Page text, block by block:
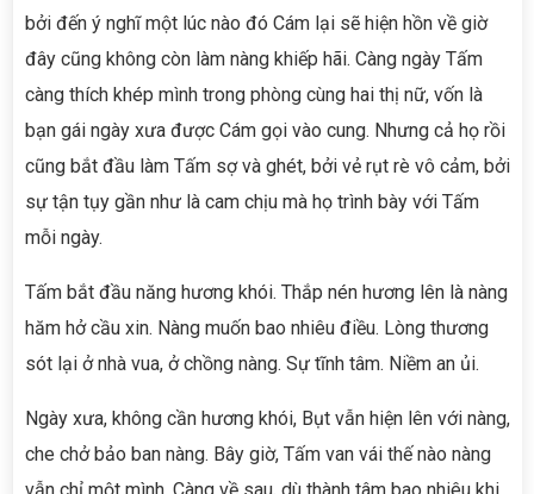
bởi đến ý nghĩ một lúc nào đó Cám lại sẽ hiện hồn về giờ
đây cũng không còn làm nàng khiếp hãi. Càng ngày Tấm
càng thích khép mình trong phòng cùng hai thị nữ, vốn là
bạn gái ngày xưa được Cám gọi vào cung. Nhưng cả họ rồi
cũng bắt đầu làm Tấm sợ và ghét, bởi vẻ rụt rè vô cảm, bởi
sự tận tụy gần như là cam chịu mà họ trình bày với Tấm
mỗi ngày.
Tấm bắt đầu năng hương khói. Thắp nén hương lên là nàng
hăm hở cầu xin. Nàng muốn bao nhiêu điều. Lòng thương
sót lại ở nhà vua, ở chồng nàng. Sự tĩnh tâm. Niềm an ủi.
Ngày xưa, không cần hương khói, Bụt vẫn hiện lên với nàng,
che chở bảo ban nàng. Bây giờ, Tấm van vái thế nào nàng